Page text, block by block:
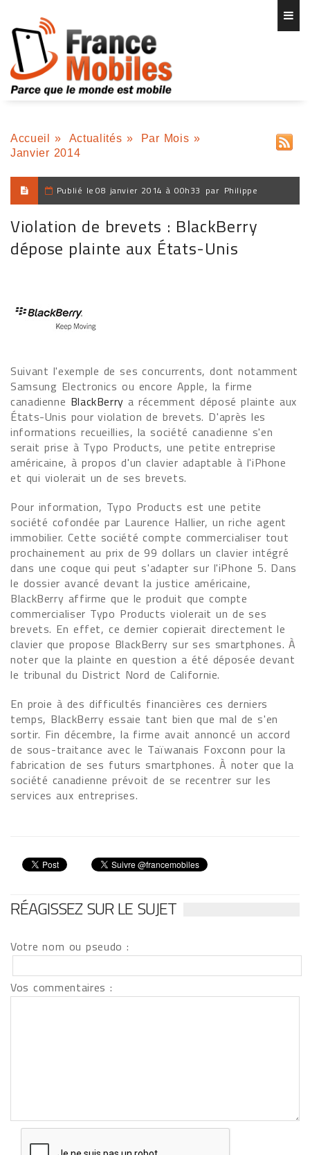
Accueil » Actualités » Par Mois »
Janvier 2014
Publié le 08 janvier 2014 à 00h33 par Philippe
Violation de brevets : BlackBerry
dépose plainte aux États-Unis
Suivant l'exemple de ses concurrents, dont notamment
Samsung Electronics ou encore Apple, la firme
canadienne BlackBerry a récemment déposé plainte aux
États-Unis pour violation de brevets. D'après les
informations recueillies, la société canadienne s'en
serait prise à Typo Products, une petite entreprise
américaine, à propos d'un clavier adaptable à l'iPhone
et qui violerait un de ses brevets.
Pour information, Typo Products est une petite
société cofondée par Laurence Hallier, un riche agent
immobilier. Cette société compte commercialiser tout
prochainement au prix de 99 dollars un clavier intégré
dans une coque qui peut s'adapter sur l'iPhone 5. Dans
le dossier avancé devant la justice américaine,
BlackBerry affirme que le produit que compte
commercialiser Typo Products violerait un de ses
brevets. En effet, ce dernier copierait directement le
clavier que propose BlackBerry sur ses smartphones. À
noter que la plainte en question a été déposée devant
le tribunal du District Nord de Californie.
En proie à des difficultés financières ces derniers
temps, BlackBerry essaie tant bien que mal de s'en
sortir. Fin décembre, la firme avait annoncé un accord
de sous-traitance avec le Taïwanais Foxconn pour la
fabrication de ses futurs smartphones. À noter que la
société canadienne prévoit de se recentrer sur les
services aux entreprises.
RÉAGISSEZ SUR LE SUJET
Votre nom ou pseudo :
Vos commentaires :